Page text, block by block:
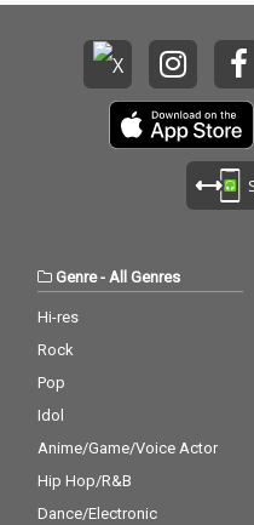
Genre- All Genres
Hi-res
Rock
Pop
Idol
Anime/Game/Voice Actor
Hip Hop/R&B
Dance/Electronic